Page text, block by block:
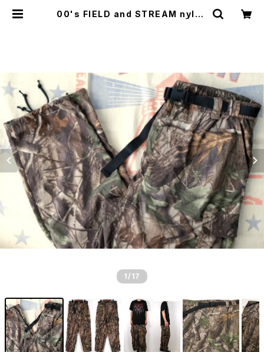
00's FIELD and STREAM nylon
1 /17